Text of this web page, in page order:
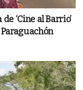
‘Cine al Barrio’